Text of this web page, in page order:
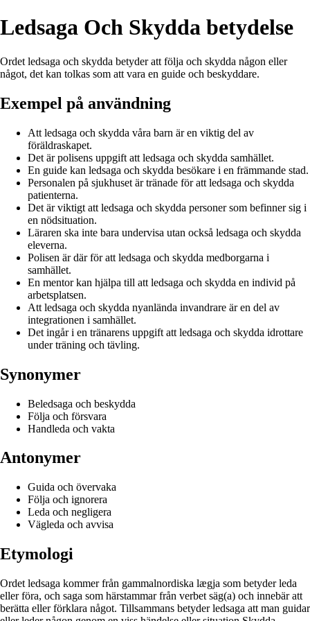
Ledsaga Och Skydda betydelse
Ordet ledsaga och skydda betyder att följa och skydda någon eller
något, det kan tolkas som att vara en guide och beskyddare.
Exempel på användning
Att ledsaga och skydda våra barn är en viktig del av
föräldraskapet.
Det är polisens uppgift att ledsaga och skydda samhället.
En guide kan ledsaga och skydda besökare i en främmande stad.
Personalen på sjukhuset är tränade för att ledsaga och skydda
patienterna.
Det är viktigt att ledsaga och skydda personer som befinner sig i
en nödsituation.
Läraren ska inte bara undervisa utan också ledsaga och skydda
eleverna.
Polisen är där för att ledsaga och skydda medborgarna i
samhället.
En mentor kan hjälpa till att ledsaga och skydda en individ på
arbetsplatsen.
Att ledsaga och skydda nyanlända invandrare är en del av
integrationen i samhället.
Det ingår i en tränarens uppgift att ledsaga och skydda idrottare
under träning och tävling.
Synonymer
Beledsaga och beskydda
Följa och försvara
Handleda och vakta
Antonymer
Guida och övervaka
Följa och ignorera
Leda och negligera
Vägleda och avvisa
Etymologi
Ordet ledsaga kommer från gammalnordiska lægja som betyder leda
eller föra, och saga som härstammar från verbet säg(a) och innebär att
berätta eller förklara något. Tillsammans betyder ledsaga att man guidar